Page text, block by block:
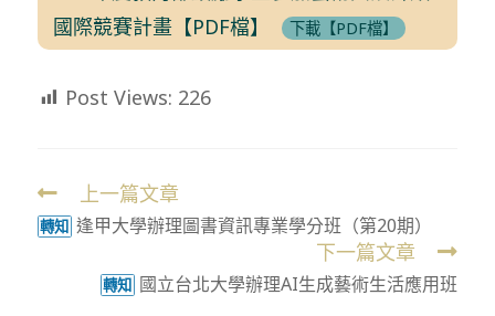
國際競賽計畫【PDF檔】
下載【PDF檔】
Post Views: 226
Read
more
上一篇文章
轉知 逢甲大學辦理圖書資訊專業學分班（第20期）
下一篇文章
轉知 國立台北大學辦理AI生成藝術生活應用班